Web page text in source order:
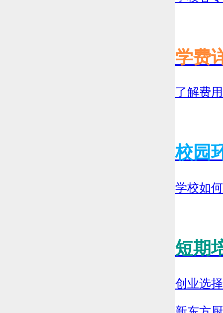
学费
了解费用
校园
学校如何
短期
创业选择